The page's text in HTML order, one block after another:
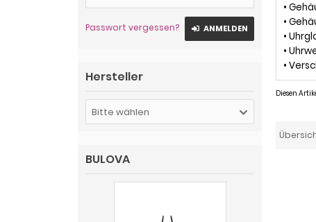
•
•
•
•
•
Diesen
Passwort vergessen? ANMELDEN
Hersteller
Bitte wählen
BULOVA